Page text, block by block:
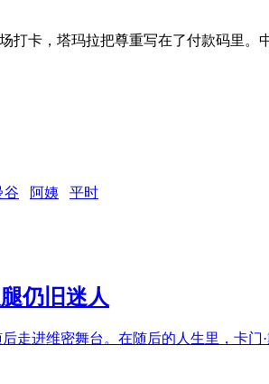
卡，塔玛拉把尊重写在了付款码里
谷 阿姨 平时
仍旧迷人
走进维密舞台。在随后的人生里，卡